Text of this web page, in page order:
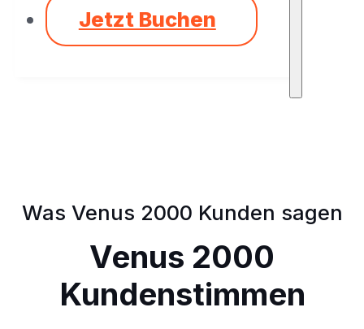
Jetzt Buchen
Was Venus 2000 Kunden sagen
Venus 2000
Kundenstimmen